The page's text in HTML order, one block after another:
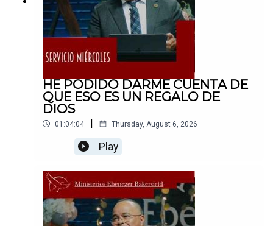
HE PODIDO DARME CUENTA DE
QUE ESO ES UN REGALO DE
DIOS
01:04:04 | Thursday, August 6, 2026
Play